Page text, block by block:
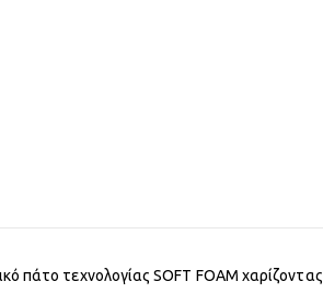
πάτο τεχνολογίας SOFT FOAM χαρίζοντας